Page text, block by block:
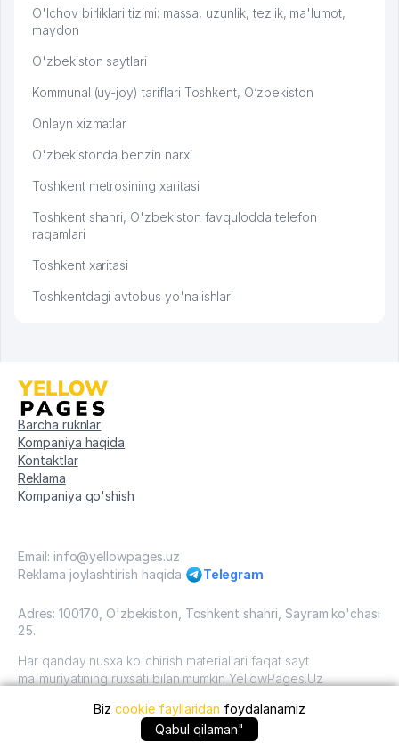
O'lchov birliklari tizimi: massa, uzunlik, tezlik, ma'lumot,
maydon
O'zbekiston saytlari
Kommunal (uy-joy) tariflari Toshkent, O‘zbekiston
Onlayn xizmatlar
O'zbekistonda benzin narxi
Toshkent metrosining xaritasi
Toshkent shahri, O'zbekiston favqulodda telefon
raqamlari
Toshkent xaritasi
Toshkentdagi avtobus yo'nalishlari
Barcha ruknlar
Kompaniya haqida
Kontaktlar
Reklama
Kompaniya qo'shish
Email: info@yellowpages.uz
Reklama joylashtirish haqida
Telegram
Adres: 100170, O'zbekiston, Toshkent shahri, Sayram ko'chasi
25.
Har qanday nusxa ko'chirish materiallari faqat sayt
ma'muriyatining ruxsati bilan mumkin YellowPages.Uz
O'zbekiston, 2009 - 2026 / O'zbekiston "sariq
sahifalar"mualliflik huquqi. Barcha huquqlar himoyalangan.
Bizcookie fayllaridan foydalanamiz
Qabul qilaman"